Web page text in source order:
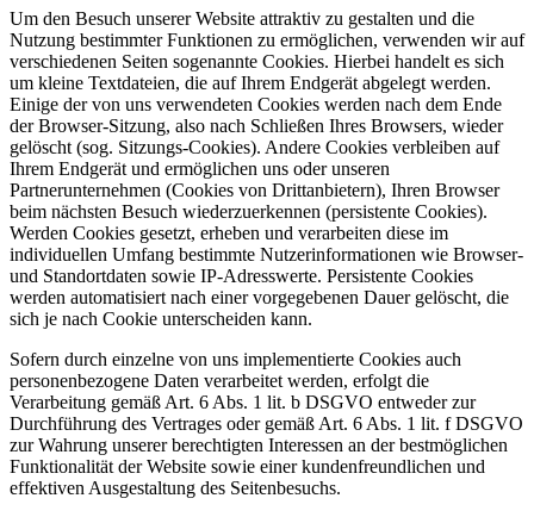
Um den Besuch unserer Website attraktiv zu gestalten und die
Nutzung bestimmter Funktionen zu ermöglichen, verwenden wir auf
verschiedenen Seiten sogenannte Cookies. Hierbei handelt es sich
um kleine Textdateien, die auf Ihrem Endgerät abgelegt werden.
Einige der von uns verwendeten Cookies werden nach dem Ende
der Browser-Sitzung, also nach Schließen Ihres Browsers, wieder
gelöscht (sog. Sitzungs-Cookies). Andere Cookies verbleiben auf
Ihrem Endgerät und ermöglichen uns oder unseren
Partnerunternehmen (Cookies von Drittanbietern), Ihren Browser
beim nächsten Besuch wiederzuerkennen (persistente Cookies).
Werden Cookies gesetzt, erheben und verarbeiten diese im
individuellen Umfang bestimmte Nutzerinformationen wie Browser-
und Standortdaten sowie IP-Adresswerte. Persistente Cookies
werden automatisiert nach einer vorgegebenen Dauer gelöscht, die
sich je nach Cookie unterscheiden kann.
Sofern durch einzelne von uns implementierte Cookies auch
personenbezogene Daten verarbeitet werden, erfolgt die
Verarbeitung gemäß Art. 6 Abs. 1 lit. b DSGVO entweder zur
Durchführung des Vertrages oder gemäß Art. 6 Abs. 1 lit. f DSGVO
zur Wahrung unserer berechtigten Interessen an der bestmöglichen
Funktionalität der Website sowie einer kundenfreundlichen und
effektiven Ausgestaltung des Seitenbesuchs.